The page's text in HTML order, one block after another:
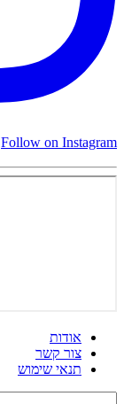
Follow on Instagram
אודות
צור קשר
תנאי שימוש